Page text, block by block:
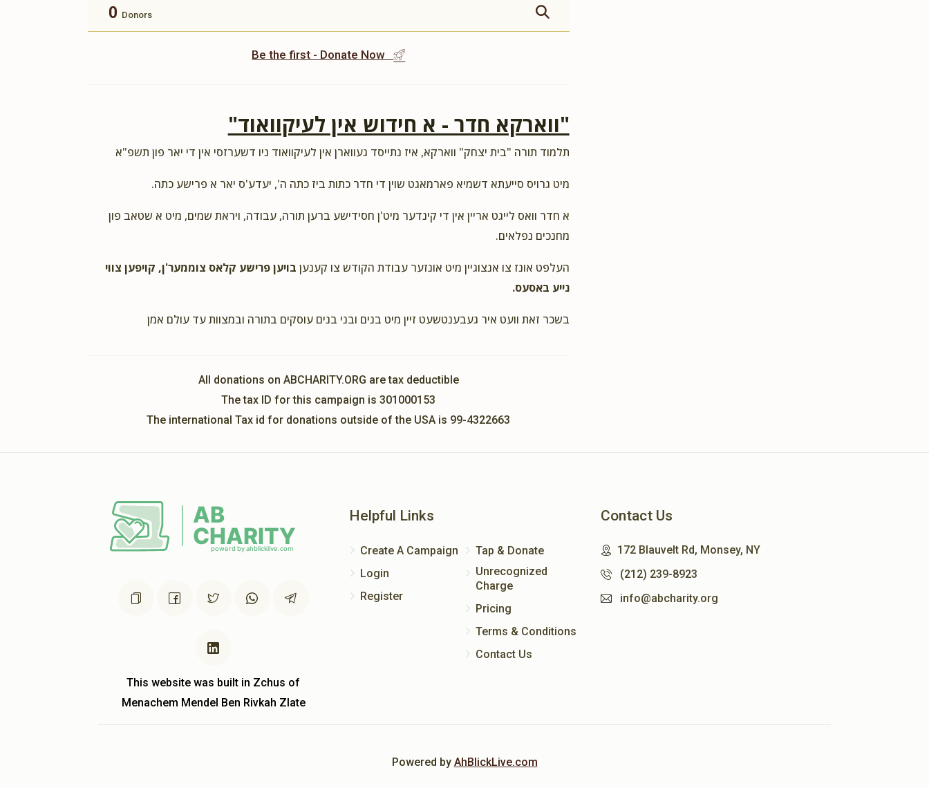
$100.00
0 Donors
Be the first - Donate Now
"ווארקא חדר - א חידוש אין לעיקוואוד"
תלמוד תורה "בית יצחק" ווארקא, איז נתייסד געווארן אין לעיקוואוד ניו דשערזסי אין די יאר פון תשפ"א
מיט גרויס סייעתא דשמיא פארמאגט שוין די חדר כתות ביז כתה ה', יעדע'ס יאר א פרישע כתה.
א חדר וואס לייגט אריין אין די קינדער מיט'ן חסידישע ברען תורה, עבודה, ויראת שמים, מיט א שטאב פון
מחנכים נפלאים.
העלפט אונז צו אנצוגיין מיט אונזער עבודת הקודש צו קענען בויען פרישע קלאס צוממער'ן, קויפען צווי
נייע באסעס.
בשכר זאת וועט איר געבענטשעט זיין מיט בנים ובני בנים עוסקים בתורה ובמצוות עד עולם אמן
All donations on ABCHARITY.ORG are tax deductible
The tax ID for this campaign is 301000153
The international Tax id for donations outside of the USA is 99-4322663
This website was built in Zchus of
Menachem Mendel Ben Rivkah Zlate
Helpful Links
Create A Campaign
Login
Register
Tap & Donate
Unrecognized
Charge
Pricing
Terms & Conditions
Contact Us
Contact Us
172 Blauvelt Rd, Monsey, NY
(212) 239-8923
info@abcharity.org
Powered by AhBlickLive.com